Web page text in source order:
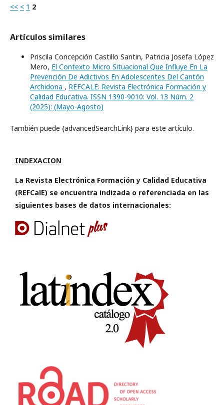
<< < 1 2
Artículos similares
Priscila Concepción Castillo Santin, Patricia Josefa López
Mero, El Contexto Micro Situacional Que Influye En La
Prevención De Adictivos En Adolescentes Del Cantón
Archidona , REFCALE: Revista Electrónica Formación y
Calidad Educativa. ISSN 1390-9010: Vol. 13 Núm. 2
(2025): (Mayo-Agosto)
También puede {advancedSearchLink} para este artículo.
INDEXACION
La Revista Electrónica Formación y Calidad Educativa
(REFCalE) se encuentra indizada o referenciada en las
siguientes bases de datos internacionales: